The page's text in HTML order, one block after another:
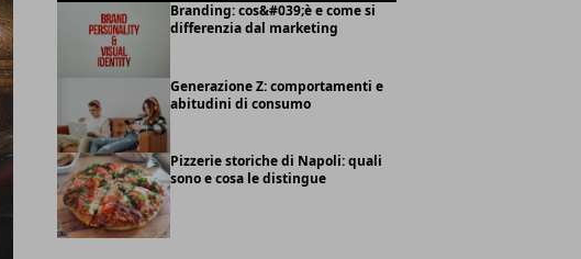
Branding: cos&#039;è e come si
differenzia dal marketing
Generazione Z: comportamenti e
abitudini di consumo
Pizzerie storiche di Napoli: quali
sono e cosa le distingue